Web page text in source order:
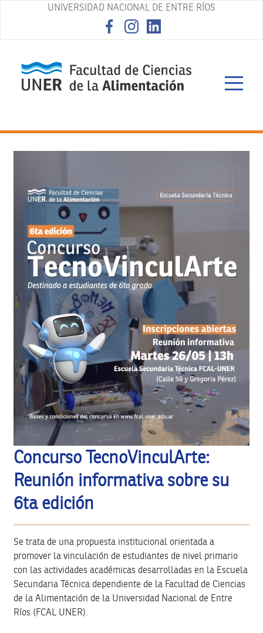
UNIVERSIDAD NACIONAL DE ENTRE RÍOS
asd
Concurso TecnoVinculArte:
Reunión informativa sobre su
6ta edición
Se trata de una propuesta institucional orientada a
promover la vinculación de estudiantes de nivel primario
con las actividades académicas desarrolladas en la Escuela
Secundaria Técnica dependiente de la Facultad de Ciencias
de la Alimentación de la Universidad Nacional de Entre
Ríos (FCAL UNER).